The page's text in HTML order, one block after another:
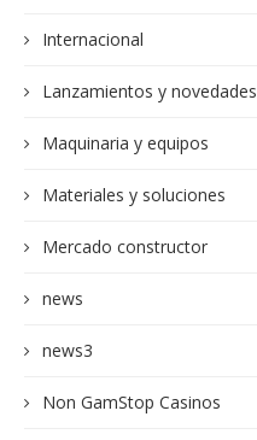
Internacional
Lanzamientos y novedades
Maquinaria y equipos
Materiales y soluciones
Mercado constructor
news
news3
Non GamStop Casinos